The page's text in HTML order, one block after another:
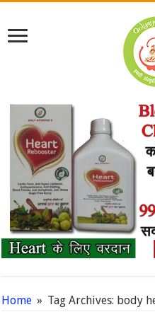
Home » Tag Archives: body